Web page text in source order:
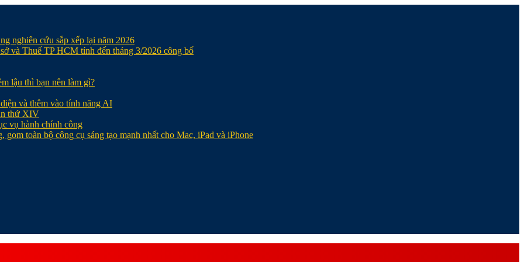
nghiên cứu sắp xếp lại năm 2026
và Thuế TP HCM tính đến tháng 3/2026 công bố
lậu thì bạn nên làm gì?
và thêm vào tính năng AI
thứ XIV
vụ hành chính công
toàn bộ công cụ sáng tạo mạnh nhất cho Mac, iPad và iPhone